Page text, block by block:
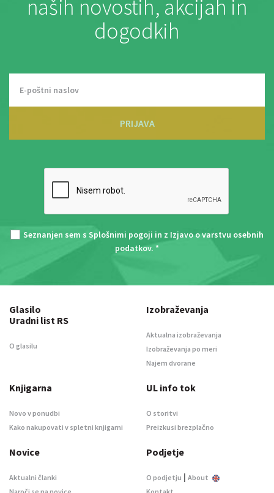
naših novostih, akcijah in
dogodkih
PRIJAVA
Seznanjen sem s Splošnimi pogoji in z Izjavo o varstvu osebnih
podatkov. *
Glasilo
Uradni list RS
O glasilu
Izobraževanja
Aktualna izobraževanja
Izobraževanja po meri
Najem dvorane
Knjigarna
Novo v ponudbi
Kako nakupovati v spletni knjigarni
UL info tok
O storitvi
Preizkusi brezplačno
Novice
Aktualni članki
Podjetje
O podjetju | About